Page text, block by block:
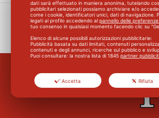
dati sarà effettuato in maniera anonima, tutelando
pubblicitari selezionati possiamo archiviare e/o
come i cookie, identificatori unici, dati di navigazione.
legati al profilo accedendo alpannello delle
tuo consenso in qualsiasi momento facendo clic su
Elenco di alcune possibili autorizzazioni pubblicitarie:
Pubblicità basata su dati limitati, contenuti
contenuti e degli annunci, ricerche sul pubblico e
Puoi consultare: la nostra lista di1845 partner
Accetta Rifiuta